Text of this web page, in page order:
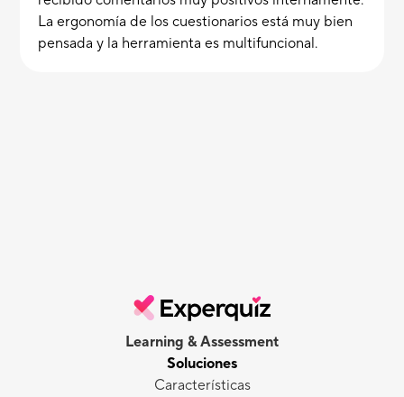
La ergonomía de los cuestionarios está muy bien
pensada y la herramienta es multifuncional.
Learning & Assessment
Soluciones
Características